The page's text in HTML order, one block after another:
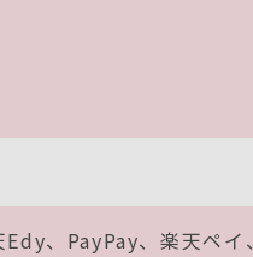
Edy PayPay 楽天ペイ